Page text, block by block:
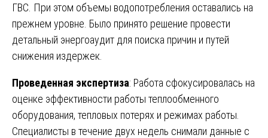
ГВС. При этом объемы водопотребления оставались на
прежнем уровне. Было принято решение провести
детальный энергоаудит для поиска причин и путей
снижения издержек.
Проведенная экспертиза: Работа сфокусировалась на
оценке эффективности работы теплообменного
оборудования, тепловых потерях и режимах работы.
Специалисты в течение двух недель снимали данные с